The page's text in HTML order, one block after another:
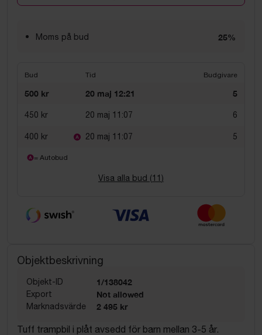
Moms på bud 25%
Bud Tid Budgivare
500 kr 20 maj 12:21 5
450 kr 20 maj 11:07 6
400 kr 20 maj 11:07 5
= Autobud
Visa alla bud (11 )
Objektbeskrivning
Objekt-ID 1/138042
Export Not allowed
Marknadsvärde 2 495 kr
Tuff trampbil i plåt avsedd för barn mellan 3-5 år.